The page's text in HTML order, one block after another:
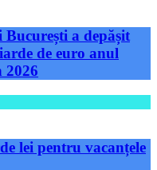
a depășit
de euro anul
2026
lei pentru vacanțele